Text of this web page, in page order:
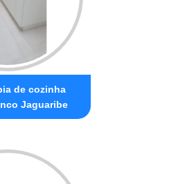
de cozinha
Jaguaribe